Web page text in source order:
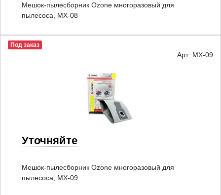
Мешок-пылесборник Ozone многоразовый для
пылесоса, MX-08
Под заказ
Арт: MX-09
Уточняйте
Мешок-пылесборник Ozone многоразовый для
пылесоса, MX-09